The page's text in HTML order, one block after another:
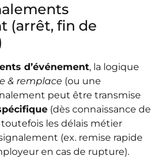
(arrêt, fin de
d’événement, la logique
& remplace (ou une
peut être transmise
(dès connaissance de
toutefois les délais métier
(ex. remise rapide
en cas de rupture).